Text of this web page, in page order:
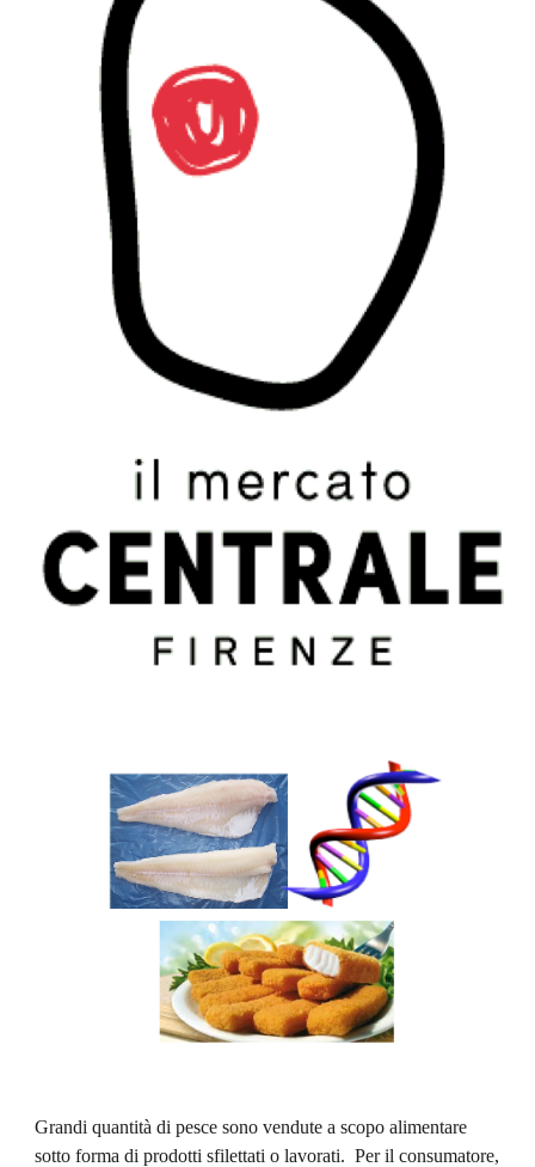
Grandi quantità di pesce sono vendute a scopo alimentare
sotto forma di prodotti sfilettati o lavorati.  Per il consumatore,